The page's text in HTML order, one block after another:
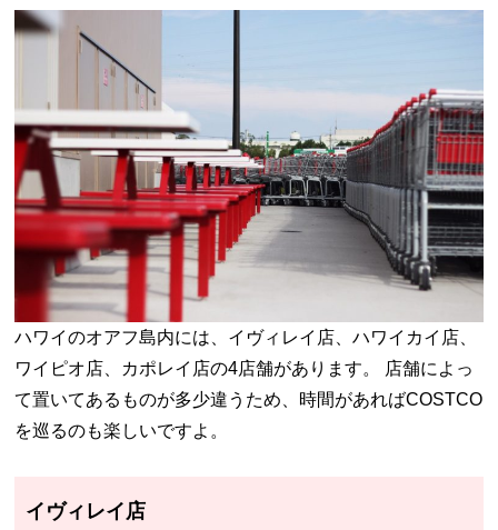
ハワイのオアフ島内には、イヴィレイ店、ハワイカイ店、
ワイピオ店、カポレイ店の4店舗があります。 店舗によっ
て置いてあるものが多少違うため、時間があればCOSTCO
を巡るのも楽しいですよ。
イヴィレイ店